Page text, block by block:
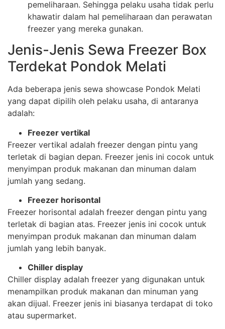
pemeliharaan. Sehingga pelaku usaha tidak perlu
khawatir dalam hal pemeliharaan dan perawatan
freezer yang mereka gunakan.
Jenis-Jenis Sewa Freezer Box
Terdekat Pondok Melati
Ada beberapa jenis sewa showcase Pondok Melati
yang dapat dipilih oleh pelaku usaha, di antaranya
adalah:
Freezer vertikal
Freezer vertikal adalah freezer dengan pintu yang
terletak di bagian depan. Freezer jenis ini cocok untuk
menyimpan produk makanan dan minuman dalam
jumlah yang sedang.
Freezer horisontal
Freezer horisontal adalah freezer dengan pintu yang
terletak di bagian atas. Freezer jenis ini cocok untuk
menyimpan produk makanan dan minuman dalam
jumlah yang lebih banyak.
Chiller display
Chiller display adalah freezer yang digunakan untuk
menampilkan produk makanan dan minuman yang
akan dijual. Freezer jenis ini biasanya terdapat di toko
atau supermarket.